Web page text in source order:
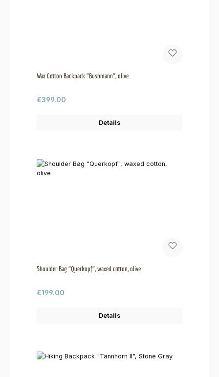
Wax Cotton Backpack "Bushmann", olive
Regular price:
€399.00
Details
Shoulder Bag "Querkopf", waxed cotton, olive
Regular price:
€199.00
Details